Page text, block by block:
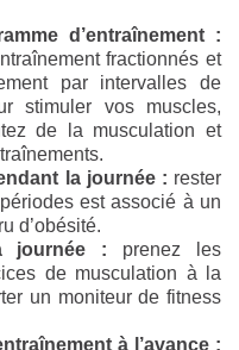
d’entraînement :
fractionnés et
par intervalles de
stimuler vos muscles,
de la musculation et
la journée : rester
est associé à un
d’obésité.
journée : prenez les
de musculation à la
un moniteur de fitness
à l’avance :